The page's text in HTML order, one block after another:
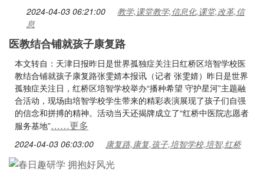
2024-04-03 06:21:00
教学,课堂教学,信息化,课堂,改革,信
息
医教结合铺就孩子康复路
本文转自：天津日报昨日是世界孤独症关注日红桥区培智学校医
教结合铺就孩子康复路张雯婧本报讯（记者 张雯婧）昨日是世界
孤独症关注日，红桥区培智学校举办“播种希望 守护星河”主题融
合活动，现场由培智学校学生带来的精彩表演展现了孩子们自强
的信念和拼搏的精神。活动当天还揭牌成立了“红桥中医院志愿者
服务基地”……更多
2024-04-03 06:03:00 康复路,康复,孩子,培智学校,培智,红桥